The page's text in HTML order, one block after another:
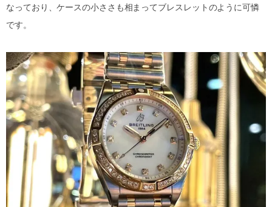
なっており、ケースの小ささも相まってブレスレットのように可憐
です。